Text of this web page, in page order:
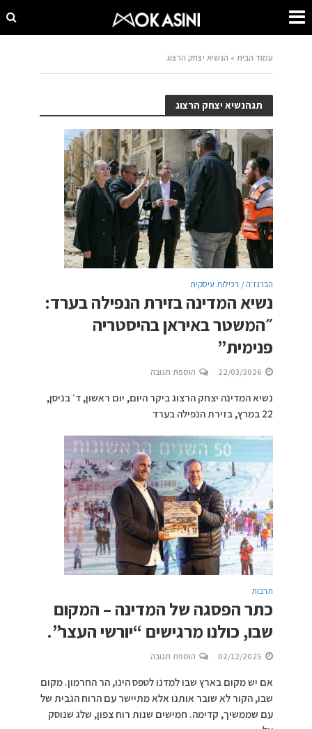
עמוד הבית » הנשיא יצחק הרצוג
תגהנשיא יצחק הרצוג
הברנז'ה / רכילות עיסקית
נשיא המדינה בזירת הנפילה בערד:
״המשטר באיראן בהיסטריה
פנימית”
22/03/2026 הוספת תגובה
נשיא המדינה יצחק הרצוג ביקר היום, יום ראשון, ד׳ בניסן,
22 במרץ, בזירת הנפילה בערד
תרבות
כתר הפסגה של המדינה – המקום
שבו, כולנו מרגישים “יורשי העצר”.
02/12/2025 הוספת תגובה
אם יש מקום בארץ שבו למדנו לטפס הינו, הר החרמון. מקום
שבו, הקור לא שובר אותנו אלא מתיישר עם הרוח הגבית של
עם שממשיך, קדימה. חמישים שנות רוח צפון, שלג שנוסק